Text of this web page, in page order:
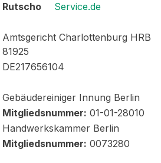
Rutscho
Service.de
Amtsgericht Charlottenburg HRB
81925
DE217656104
Gebäudereiniger Innung Berlin
Mitgliedsnummer: 01-01-28010
Handwerkskammer Berlin
Mitgliedsnummer: 0073280